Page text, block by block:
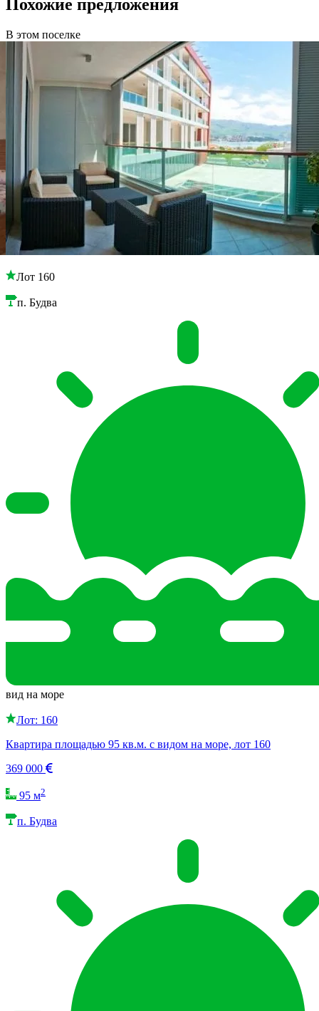
Похожие предложения
В этом поселке
Лот 160
п. Будва
вид на море
Лот: 160
Квартира площадью 95 кв.м. с видом на море, лот 160
369 000
95 м2
п. Будва